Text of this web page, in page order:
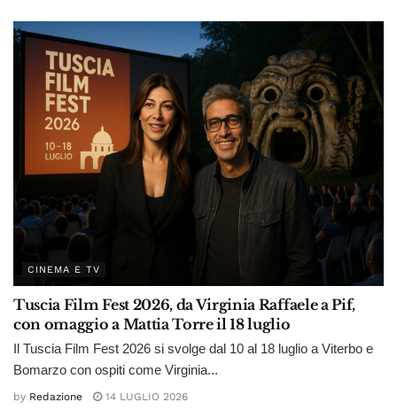
CINEMA E TV
Tuscia Film Fest 2026, da Virginia Raffaele a Pif,
con omaggio a Mattia Torre il 18 luglio
Il Tuscia Film Fest 2026 si svolge dal 10 al 18 luglio a Viterbo e
Bomarzo con ospiti come Virginia...
by Redazione 14 LUGLIO 2026